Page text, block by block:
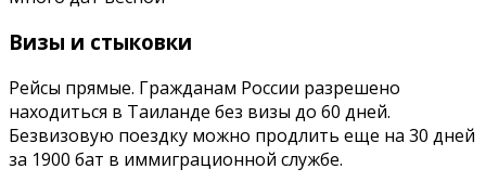
Визы и стыковки
Рейсы прямые. Гражданам России разрешено
находиться в Таиланде без визы до 60 дней.
Безвизовую поездку можно продлить еще на 30 дней
за 1900 бат в иммиграционной службе.